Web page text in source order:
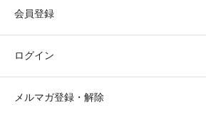
会員登録
ログイン
メルマガ登録・解除